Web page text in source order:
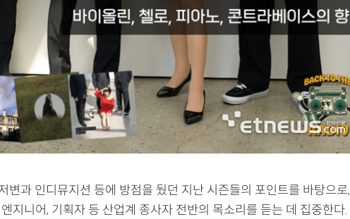
변과 인디뮤지션 등에 방점을 뒀던 지난 시즌들의 포인트를 바탕으로,
지니어, 기획자 등 산업계 종사자 전반의 목소리를 듣는 데 집중한다.